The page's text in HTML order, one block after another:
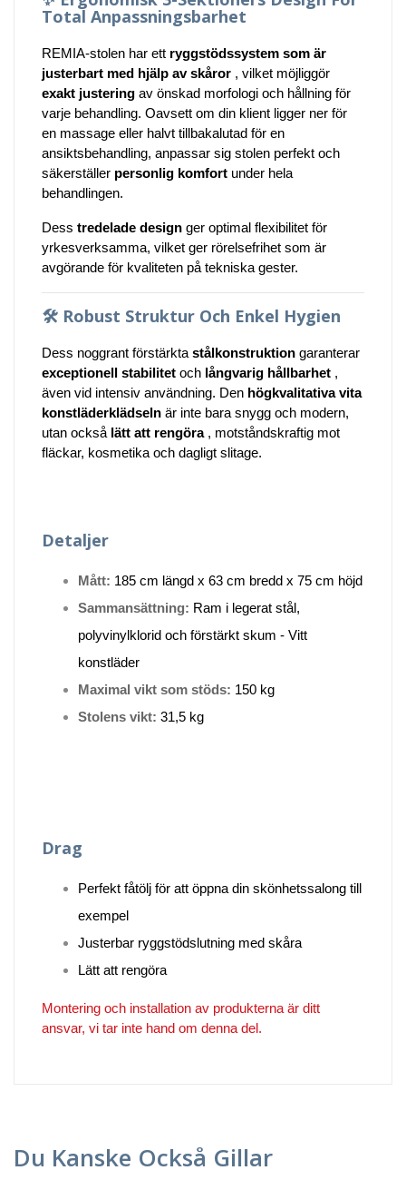
Total Anpassningsbarhet
REMIA-stolen har ett ryggstödssystem som är
justerbart med hjälp av skåror , vilket möjliggör
exakt justering av önskad morfologi och hållning för
varje behandling. Oavsett om din klient ligger ner för
en massage eller halvt tillbakalutad för en
ansiktsbehandling, anpassar sig stolen perfekt och
säkerställer personlig komfort under hela
behandlingen.
Dess tredelade design ger optimal flexibilitet för
yrkesverksamma, vilket ger rörelsefrihet som är
avgörande för kvaliteten på tekniska gester.
🛠️ Robust Struktur Och Enkel Hygien
Dess noggrant förstärkta stålkonstruktion garanterar
exceptionell stabilitet och långvarig hållbarhet ,
även vid intensiv användning. Den högkvalitativa vita
konstläderklädseln är inte bara snygg och modern,
utan också lätt att rengöra, motståndskraftig mot
fläckar, kosmetika och dagligt slitage.
Detaljer
Mått: 185 cm längd x 63 cm bredd x 75 cm höjd
Sammansättning: Ram i legerat stål,
polyvinylklorid och förstärkt skum - Vitt
konstläder
Maximal vikt som stöds: 150 kg
Stolens vikt: 31,5 kg
Drag
Perfekt fåtölj för att öppna din skönhetssalong till
exempel
Justerbar ryggstödslutning med skåra
Lätt att rengöra
Montering och installation av produkterna är ditt
ansvar, vi tar inte hand om denna del.
Du Kanske Också Gillar